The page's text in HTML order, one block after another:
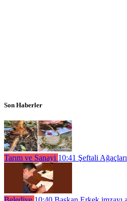
Son Haberler
Tarım ve Sanayi 10:41 Şeftali